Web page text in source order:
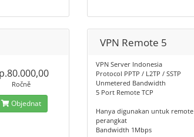
Ročně
Objednat
VPN Remote 5
VPN Server Indonesia
Protocol PPTP / L2TP / SSTP
Unmetered Bandwidth
5 Port Remote TCP
Hanya digunakan untuk remote
perangkat
Bandwidth 1Mbps